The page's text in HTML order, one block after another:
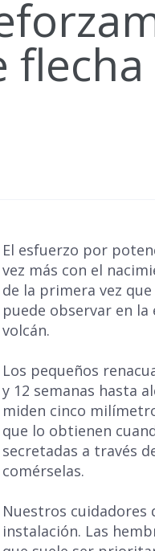
El esfuerzo por
vez más con el
de la primera vez
puede observar en
volcán.
Los pequeños
y 12 semanas hasta
miden cinco
que lo obtienen
secretadas a través
comérselas.
Nuestros cuidadores
instalación. Las